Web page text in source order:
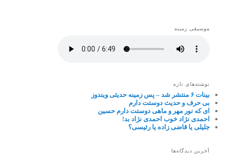
موسیقی زمینه
نوشته‌های تازه
بینات ۶ منتشر شد – پس زمینه حدیثی ویندوز
بی حرف و حدیث دوستت دارم
ای که نور مهر و ماهی دوستت دارم حسین
احمدی نژاد خوب احمدی نژاد بد!
جلیلی یا قاضی زاده یا رئیسی؟
آخرین دیدگاه‌ها